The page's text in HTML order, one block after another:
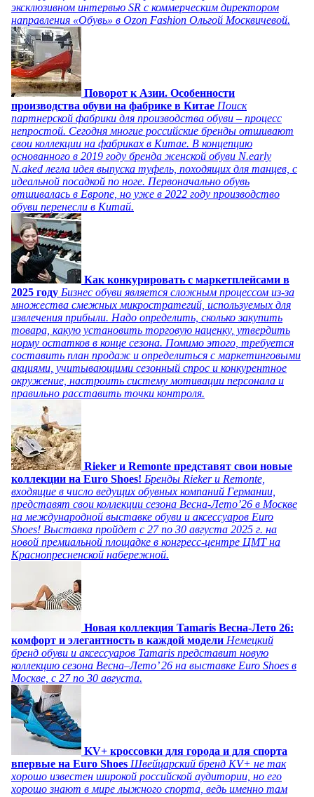
эксклюзивном интервью SR с коммерческим директором
направления «Обувь» в Ozon Fashion Ольгой Москвичевой.
Поворот к Азии. Особенности
производства обуви на фабрике в Китае Поиск
партнерской фабрики для производства обуви – процесс
непростой. Сегодня многие российские бренды отшивают
свои коллекции на фабриках в Китае. В концепцию
основанного в 2019 году бренда женской обуви N.early
N.aked легла идея выпуска туфель, походящих для танцев, с
идеальной посадкой по ноге. Первоначально обувь
отшивалась в Европе, но уже в 2022 году производство
обуви перенесли в Китай.
Как конкурировать с маркетплейсами в
2025 году Бизнес обуви является сложным процессом из-за
множества смежных микростратегий, используемых для
извлечения прибыли. Надо определить, сколько закупить
товара, какую установить торговую наценку, утвердить
норму остатков в конце сезона. Помимо этого, требуется
составить план продаж и определиться с маркетинговыми
акциями, учитывающими сезонный спрос и конкурентное
окружение, настроить систему мотивации персонала и
правильно расставить точки контроля.
Rieker и Remonte представят свои новые
коллекции на Euro Shoes! Бренды Rieker и Remonte,
входящие в число ведущих обувных компаний Германии,
представят свои коллекции сезона Весна-Лето’26 в Москве
на международной выставке обуви и аксессуаров Euro
Shoes! Выставка пройдет c 27 по 30 августа 2025 г. на
новой премиальной площадке в конгресс-центре ЦМТ на
Краснопресненской набережной.
Новая коллекция Tamaris Весна-Лето 26:
комфорт и элегантность в каждой модели Немецкий
бренд обуви и аксессуаров Tamaris представит новую
коллекцию сезона Весна–Лето’ 26 на выставке Euro Shoes в
Москве, с 27 по 30 августа.
KV+ кроссовки для города и для спорта
впервые на Euro Shoes Швейцарский бренд KV+ не так
хорошо известен широкой российской аудитории, но его
хорошо знают в мире лыжного спорта, ведь именно там